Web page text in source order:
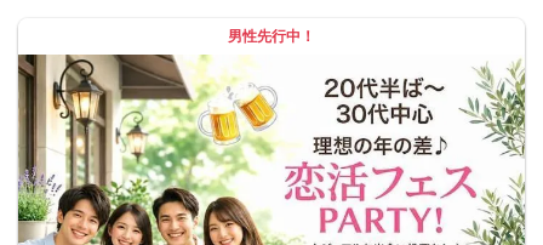
男性先行中！